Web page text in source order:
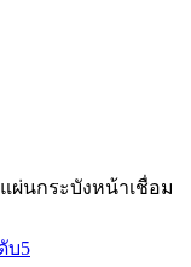
แผ่นกระบังหน้าเชื่อม